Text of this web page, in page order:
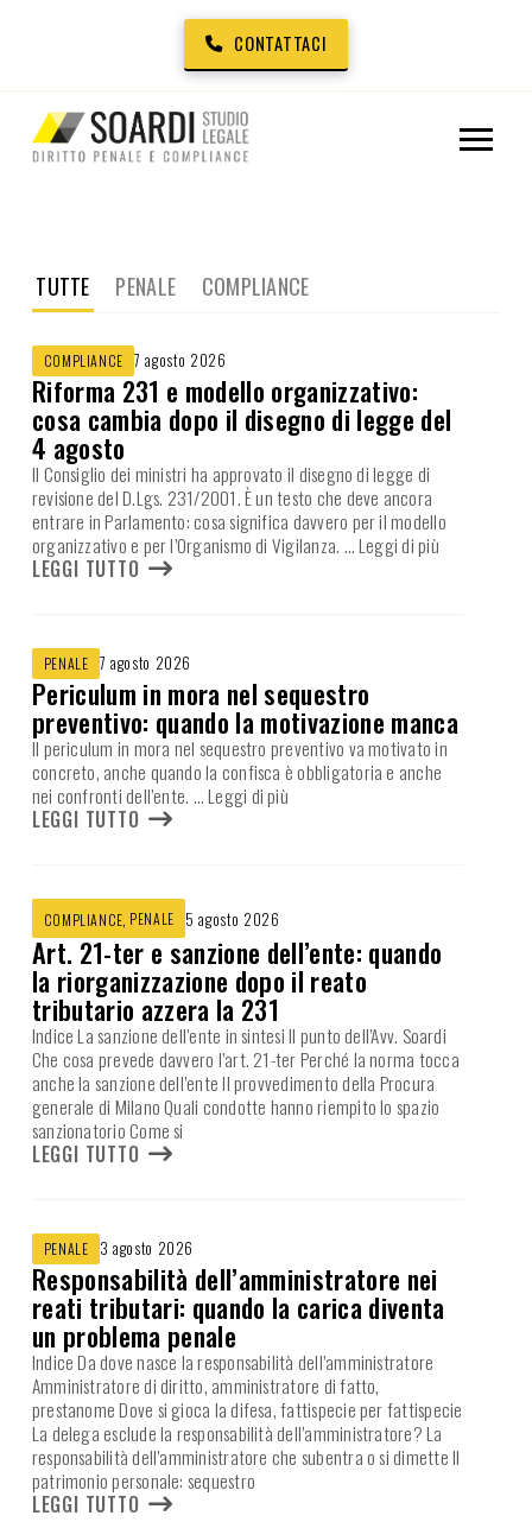
CONTATTACI
TUTTE PENALE COMPLIANCE
COMPLIANCE 7 agosto 2026
Riforma 231 e modello organizzativo:
cosa cambia dopo il disegno di legge del
4 agosto
Il Consiglio dei ministri ha approvato il disegno di legge di
revisione del D.Lgs. 231/2001. È un testo che deve ancora
entrare in Parlamento: cosa significa davvero per il modello
organizzativo e per l’Organismo di Vigilanza. … Leggi di più
LEGGI TUTTO
PENALE 7 agosto 2026
Periculum in mora nel sequestro
preventivo: quando la motivazione manca
Il periculum in mora nel sequestro preventivo va motivato in
concreto, anche quando la confisca è obbligatoria e anche
nei confronti dell’ente. … Leggi di più
LEGGI TUTTO
COMPLIANCE, PENALE 5 agosto 2026
Art. 21-ter e sanzione dell’ente: quando
la riorganizzazione dopo il reato
tributario azzera la 231
Indice La sanzione dell’ente in sintesi Il punto dell’Avv. Soardi
Che cosa prevede davvero l’art. 21-ter Perché la norma tocca
anche la sanzione dell’ente Il provvedimento della Procura
generale di Milano Quali condotte hanno riempito lo spazio
sanzionatorio Come si
LEGGI TUTTO
PENALE 3 agosto 2026
Responsabilità dell’amministratore nei
reati tributari: quando la carica diventa
un problema penale
Indice Da dove nasce la responsabilità dell’amministratore
Amministratore di diritto, amministratore di fatto,
prestanome Dove si gioca la difesa, fattispecie per fattispecie
La delega esclude la responsabilità dell’amministratore? La
responsabilità dell’amministratore che subentra o si dimette Il
patrimonio personale: sequestro
LEGGI TUTTO